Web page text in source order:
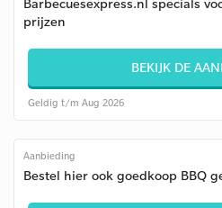
prijzen
BEKIJK DE
Geldig t/m Aug 2026
Aanbieding
Bestel hier ook goedkoop BBQ